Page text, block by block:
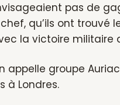
pas de
qu’ils ont trouvé
la victoire militaire
appelle groupe
à Londres.